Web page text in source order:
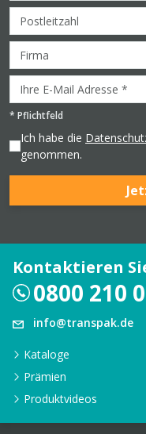
* Pflichtfeld
Ich habe die
genommen.
Kontaktieren
0800 210
info@transpak.de
Kataloge
Prämien
Produktvideos